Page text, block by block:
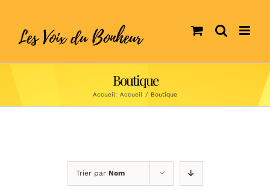
content
Boutique
Accueil: Accueil / Boutique
Trier par Nom